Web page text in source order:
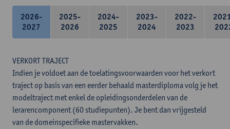
2026-
2027
2025-
2026
2024-
2025
2023-
2024
2022-
2023
VERKORT TRAJECT
Indien je voldoet aan de toelatingsvoorwaarden voor het verkort
traject op basis van een eerder behaald masterdiploma volg je het
modeltraject met enkel de opleidingsonderdelen van de
lerarencomponent (60 studiepunten). Je bent dan vrijgesteld
van de domeinspecifieke mastervakken.